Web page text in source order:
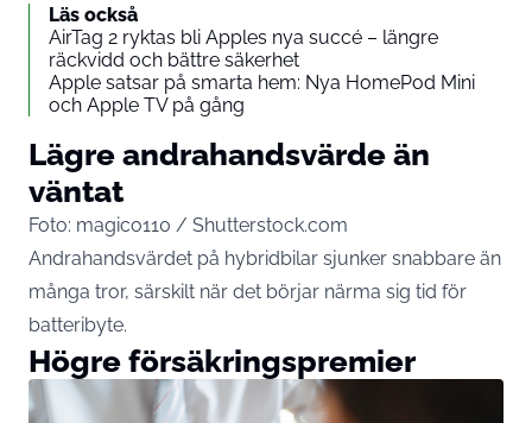
Läs också
AirTag 2 ryktas bli Apples nya succé – längre
räckvidd och bättre säkerhet
Apple satsar på smarta hem: Nya HomePod Mini
och Apple TV på gång
Lägre andrahandsvärde än
väntat
Foto: magico110 / Shutterstock.com
Andrahandsvärdet på hybridbilar sjunker snabbare än
många tror, särskilt när det börjar närma sig tid för
batteribyte.
Högre försäkringspremier